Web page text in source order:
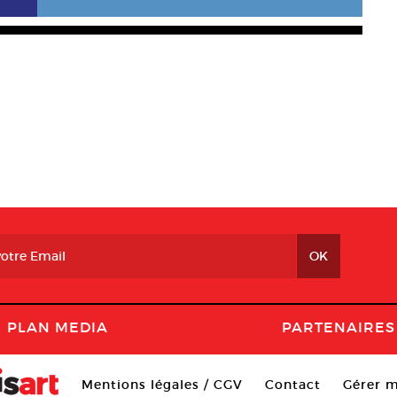
PLAN MEDIA PARTENAIRES
Mentions légales / CGV Contact Gérer